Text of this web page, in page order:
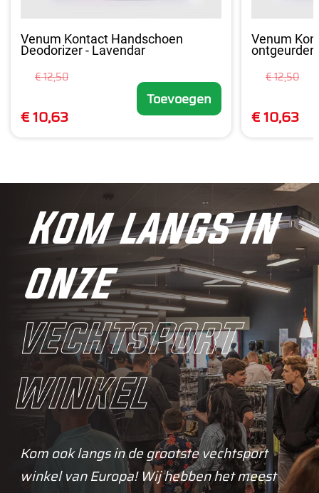
Venum Kontact Handschoen
Deodorizer - Lavendar
€ 12,50
€ 10,63
Toevoegen
Venum
ontgeurder
€ 12,50
€ 10,63
Kom langs in
onze
vechtsport
winkel
Kom ook langs in de grootste vechtsport
winkel van Europa! Wij hebben het meest